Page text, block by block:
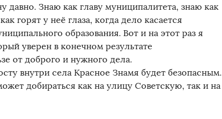
давно. Знаю как главу муниципалитета, знаю как
горят у неё глаза, когда дело касается
образования. Вот и на этот раз я
уверен в конечном результате
от доброго и нужного дела.
внутри села Красное Знамя будет безопасным.
добираться как на улицу Советскую, так и на